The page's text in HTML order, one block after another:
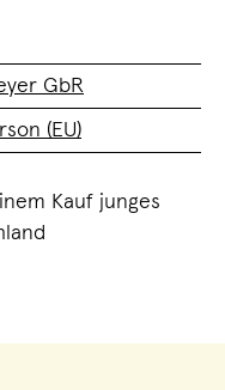
GbR
(EU)
Kauf junges